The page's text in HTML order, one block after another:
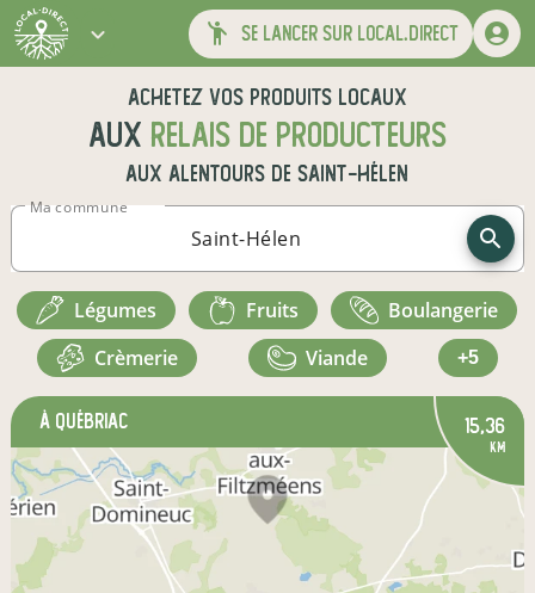
se lancer sur local.direct
Achetez vos produits locaux
aux relais de producteurs
aux alentours deSaint-Hélen
Ma commune
légumes fruits
boulangerie
crèmerie
viande +5
à Québriac 15,36
km